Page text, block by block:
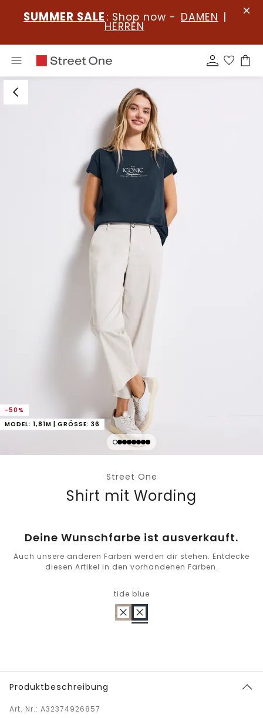
SUMMER SALE : Shop now - DAMEN |
HERREN
-50%
MODEL: 1,81M | GRÖSSE: 36
Street One
Shirt mit Wording
Deine Wunschfarbe ist ausverkauft.
Auch unsere anderen Farben werden dir stehen. Entdecke
diesen Artikel in den vorhandenen Farben.
tide blue
Produktbeschreibung
Art. Nr.: A32374926857